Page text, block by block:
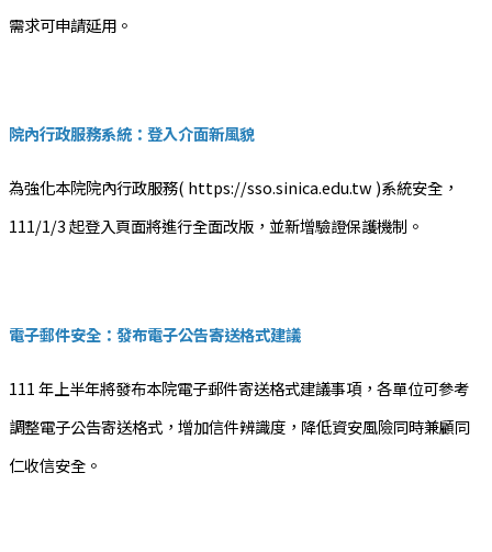
需求可申請延用。
院內行政服務系統：登入介面新風貌
為強化本院院內行政服務( https://sso.sinica.edu.tw )系統安全，
111/1/3 起登入頁面將進行全面改版，並新增驗證保護機制。
電子郵件安全：發布電子公告寄送格式建議
111 年上半年將發布本院電子郵件寄送格式建議事項，各單位可參考
調整電子公告寄送格式，增加信件辨識度，降低資安風險同時兼顧同
仁收信安全。